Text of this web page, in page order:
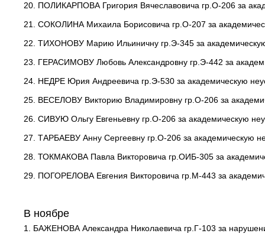
20. ПОЛИКАРПОВА Григория Вячеславовича гр.О-206 за
21. СОКОЛИНА Михаила Борисовича гр.О-207 за
22. ТИХОНОВУ Марию Ильиничну гр.Э-345 за
23. ГЕРАСИМОВУ Любовь Александровну гр.Э-442 за
24. НЕДРЕ Юрия Андреевича гр.Э-530 за академическую
25. ВЕСЕЛОВУ Викторию Владимировну гр.О-206 за
26. СИВУЮ Ольгу Евгеньевну гр.О-206 за академическую
27. ТАРБАЕВУ Анну Сергеевну гр.О-206 за академическую
28. ТОКМАКОВА Павла Викторовича гр.ОИБ-305 за
29. ПОГОРЕЛОВА Евгения Викторовича гр.М-443 за
В ноябре
1. БАЖЕНОВА Александра Николаевича гр.Г-103 за